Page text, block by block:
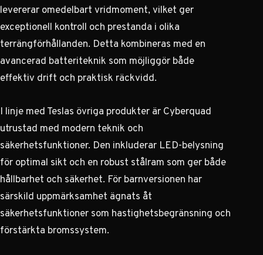
levererar omedelbart vridmoment, vilket ger
exceptionell kontroll och prestanda i olika
terrängförhållanden. Detta kombineras med en
avancerad batteriteknik som möjliggör både
effektiv drift och praktisk räckvidd.
I linje med Teslas övriga produkter är Cyberquad
utrustad med modern teknik och
säkerhetsfunktioner. Den inkluderar LED-belysning
för optimal sikt och en robust stålram som ger både
hållbarhet och säkerhet. För barnversionen har
särskild uppmärksamhet ägnats åt
säkerhetsfunktioner som hastighetsbegränsning och
förstärkta bromssystem.